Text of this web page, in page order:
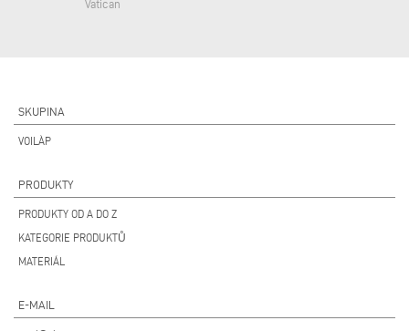
Vatican
SKUPINA
VOILÀP
PRODUKTY
PRODUKTY OD A DO Z
KATEGORIE PRODUKTŮ
MATERIÁL
E-MAIL